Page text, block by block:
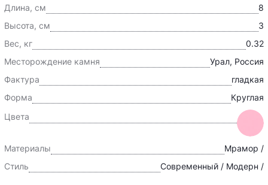
Длина, см
8
Высота, см
3
Вес, кг
0.32
Месторождение камня
Урал, Россия
Фактура
гладкая
Форма
Круглая
Цвета
Материалы
Мрамор /
Стиль
Современный / Модерн /